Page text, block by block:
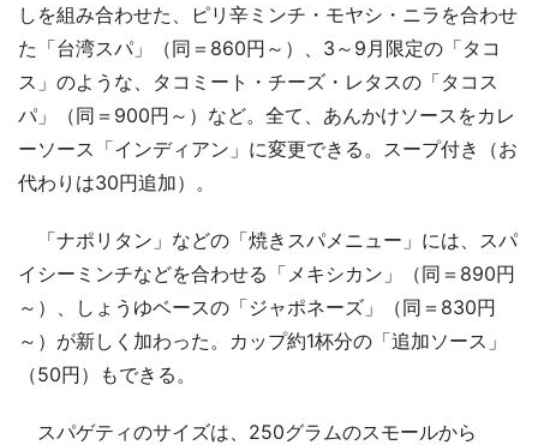
しを組み合わせた、ピリ辛ミンチ・モヤシ・ニラを合わせ
た「台湾スパ」（同＝860円～）、3～9月限定の「タコ
ス」のような、タコミート・チーズ・レタスの「タコス
パ」（同＝900円～）など。全て、あんかけソースをカレ
ーソース「インディアン」に変更できる。スープ付き（お
代わりは30円追加）。
「ナポリタン」などの「焼きスパメニュー」には、スパ
イシーミンチなどを合わせる「メキシカン」（同＝890円
～）、しょうゆベースの「ジャポネーズ」（同＝830円
～）が新しく加わった。カップ約1杯分の「追加ソース」
（50円）もできる。
スパゲティのサイズは、250グラムのスモールから